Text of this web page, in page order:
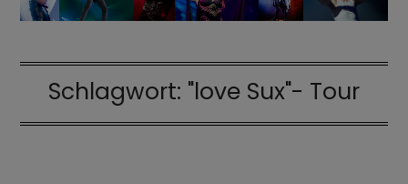
Schlagwort: "love Sux"- Tour